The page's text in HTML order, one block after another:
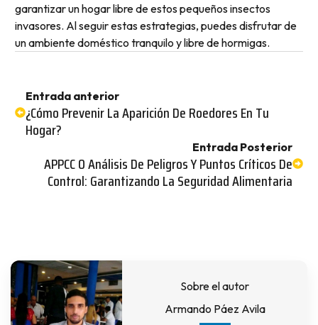
garantizar un hogar libre de estos pequeños insectos
invasores. Al seguir estas estrategias, puedes disfrutar de
un ambiente doméstico tranquilo y libre de hormigas.
Entrada anterior
¿Cómo Prevenir La Aparición De Roedores En Tu
Hogar?
Entrada Posterior
APPCC O Análisis De Peligros Y Puntos Críticos De
Control: Garantizando La Seguridad Alimentaria
Sobre el autor
Armando Páez Avila